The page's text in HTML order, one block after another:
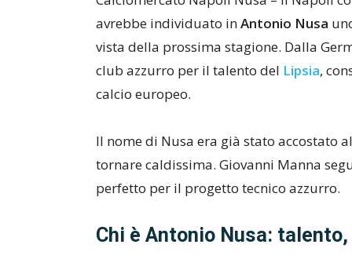
avrebbe individuato inAntonio Nusa
vista della prossima stagione. Dalla
club azzurro per il talento del Lipsia,
calcio europeo.
Il nome di Nusa era già stato accostato
tornare caldissima. Giovanni Manna
perfetto per il progetto tecnico azzurro.
Chi è Antonio Nusa: